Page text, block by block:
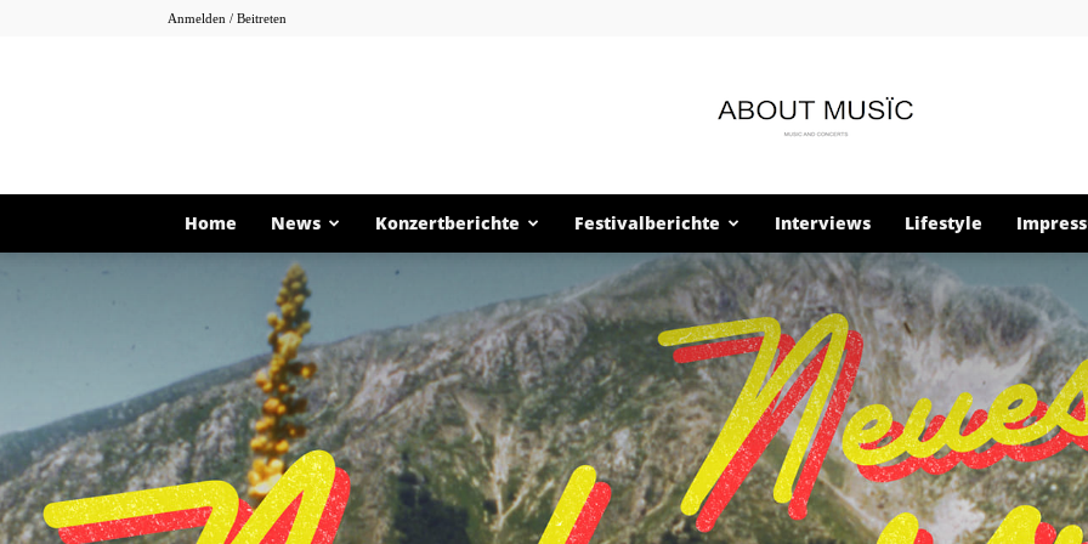
Anmelden / Beitreten
About
Musïc
Home News Konzertberichte Festivalberichte Interviews Lifestyle